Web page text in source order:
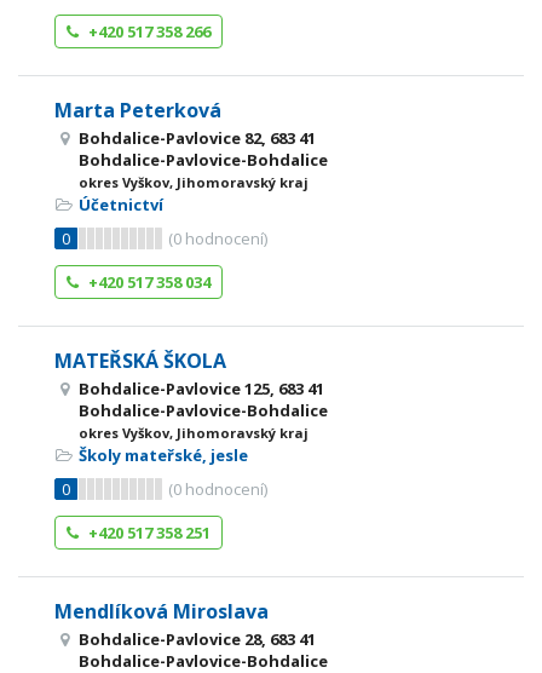
+420 517 358 266
Marta Peterková
Bohdalice-Pavlovice 82, 683 41
Bohdalice-Pavlovice-Bohdalice
okres Vyškov, Jihomoravský kraj
Účetnictví
0
(0 hodnocení)
+420 517 358 034
MATEŘSKÁ ŠKOLA
Bohdalice-Pavlovice 125, 683 41
Bohdalice-Pavlovice-Bohdalice
okres Vyškov, Jihomoravský kraj
Školy mateřské, jesle
0
(0 hodnocení)
+420 517 358 251
Mendlíková Miroslava
Bohdalice-Pavlovice 28, 683 41
Bohdalice-Pavlovice-Bohdalice